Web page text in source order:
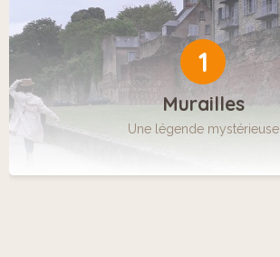
1
Murailles
Une légende mystérieuse